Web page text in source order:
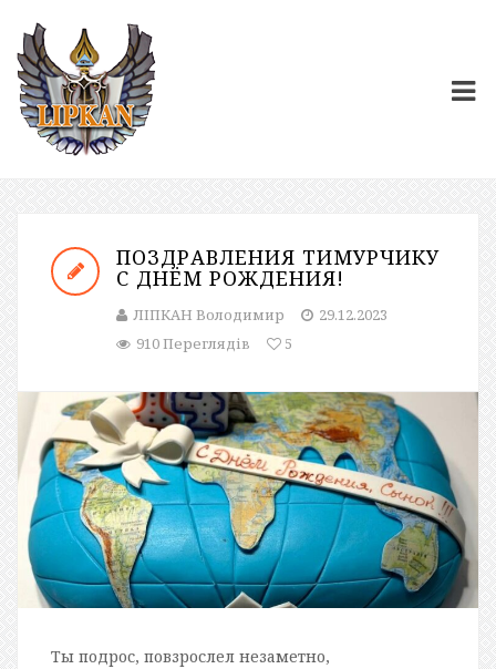
ПОЗДРАВЛЕНИЯ ТИМУРЧИКУ
С ДНЁМ РОЖДЕНИЯ!
ЛІПКАН Володимир
29.12.2023
910 Переглядів
5
Ты подрос, повзрослел незаметно,